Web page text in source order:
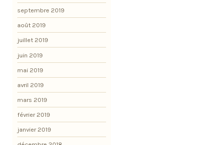
septembre 2019
août 2019
juillet 2019
juin 2019
mai 2019
avril 2019
mars 2019
février 2019
janvier 2019